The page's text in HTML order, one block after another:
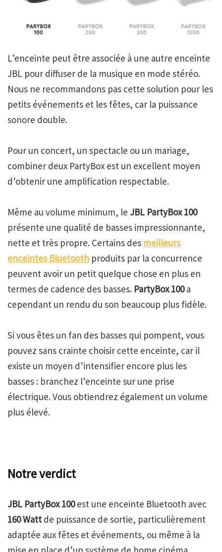
L’enceinte peut être associée à une autre enceinte
JBL pour diffuser de la musique en mode stéréo.
Nous ne recommandons pas cette solution pour les
petits événements et les fêtes, car la puissance
sonore double.
Pour un concert, un spectacle ou un mariage,
combiner deux PartyBox est un excellent moyen
d’obtenir une amplification respectable.
Même au volume minimum, le JBL PartyBox 100
présente une qualité de basses impressionnante,
nette et très propre. Certains des meilleurs
enceintes Bluetooth produits par la concurrence
peuvent avoir un petit quelque chose en plus en
termes de cadence des basses. PartyBox 100a
cependant un rendu du son beaucoup plus fidèle.
Si vous êtes un fan des basses qui pompent, vous
pouvez sans crainte choisir cette enceinte, car il
existe un moyen d’intensifier encore plus les
basses : branchez l’enceinte sur une prise
électrique. Vous obtiendrez également un volume
plus élevé.
Notre verdict
JBL PartyBox 100est une enceinte Bluetooth avec
160 Watt de puissance de sortie, particulièrement
adaptée aux fêtes et événements, ou même à la